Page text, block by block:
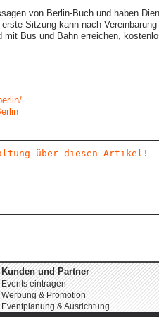
von Berlin-Buch und haben
Sitzung kann nach
Bus und Bahn erreichen,
Kunden und Partner
Events eintragen
Werbung & Promotion
Eventplanung & Ausrichtung